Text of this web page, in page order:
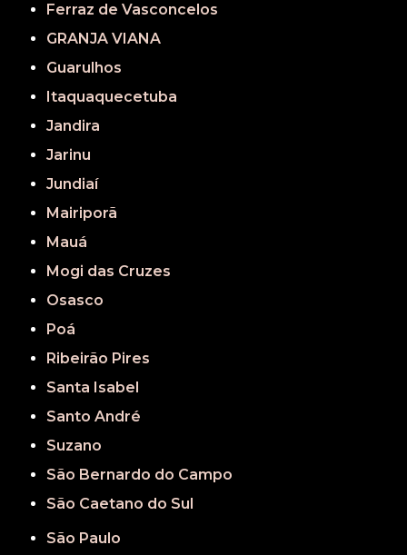
Ferraz de Vasconcelos
GRANJA VIANA
Guarulhos
Itaquaquecetuba
Jandira
Jarinu
Jundiaí
Mairiporã
Mauá
Mogi das Cruzes
Osasco
Poá
Ribeirão Pires
Santa Isabel
Santo André
Suzano
São Bernardo do Campo
São Caetano do Sul
São Paulo